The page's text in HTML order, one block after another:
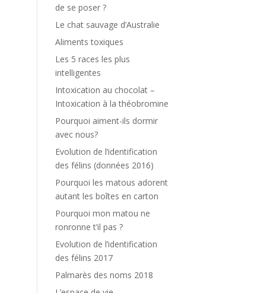
de se poser ?
Le chat sauvage d’Australie
Aliments toxiques
Les 5 races les plus
intelligentes
Intoxication au chocolat –
Intoxication à la théobromine
Pourquoi aiment-ils dormir
avec nous?
Evolution de l’identification
des félins (données 2016)
Pourquoi les matous adorent
autant les boîtes en carton
Pourquoi mon matou ne
ronronne t’il pas ?
Evolution de l’identification
des félins 2017
Palmarès des noms 2018